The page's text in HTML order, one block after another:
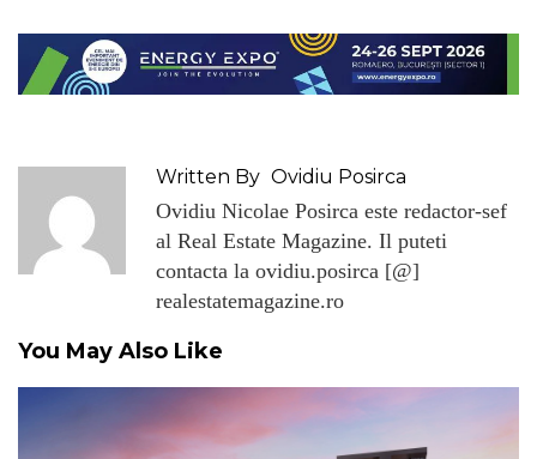
Written By Ovidiu Posirca
Ovidiu Nicolae Posirca este redactor-sef
al Real Estate Magazine. Il puteti
contacta la ovidiu.posirca [@]
realestatemagazine.ro
You May Also Like